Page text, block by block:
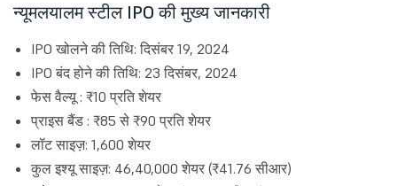
न्यूमलयालम स्टील IPO की मुख्य जानकारी
IPO खोलने की तिथि: दिसंबर 19, 2024
IPO बंद होने की तिथि: 23 दिसंबर, 2024
फेस वैल्यू : ₹10 प्रति शेयर
प्राइस बैंड : ₹85 से ₹90 प्रति शेयर
लॉट साइज़: 1,600 शेयर
कुल इश्यू साइज़: 46,40,000 शेयर (₹41.76 सीआर)